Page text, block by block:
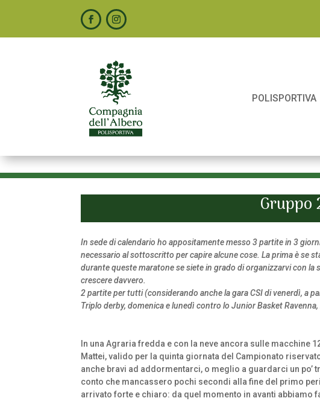
POLISPORTIVA
Gruppo
In sede di calendario ho appositamente messo 3 partite in 3
necessario al sottoscritto per capire alcune cose. La prima è se
durante queste maratone se siete in grado di organizzarvi con la
crescere davvero.
2 partite per tutti (considerando anche la gara CSI di venerdì, a
Triplo derby, domenica e lunedì contro lo Junior Basket
In una Agraria fredda e con la neve ancora sulle macchine
Mattei, valido per la quinta giornata del Campionato
anche bravi ad addormentarci, o meglio a guardarci un
conto che mancassero pochi secondi alla fine del primo
arrivato forte e chiaro: da quel momento in avanti abbiamo